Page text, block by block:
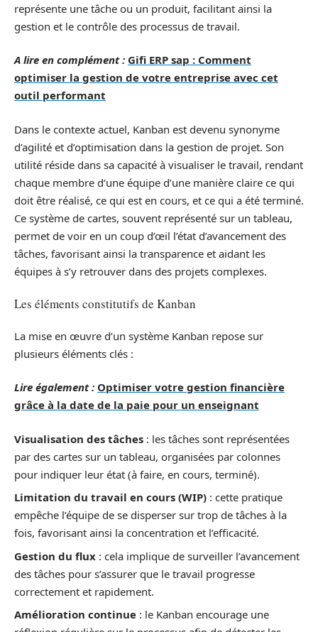
représente une tâche ou un produit, facilitant ainsi la
gestion et le contrôle des processus de travail.
A lire en complément : Gifi ERP sap : Comment
optimiser la gestion de votre entreprise avec cet
outil performant
Dans le contexte actuel, Kanban est devenu synonyme
d’agilité et d’optimisation dans la gestion de projet. Son
utilité réside dans sa capacité à visualiser le travail, rendant
chaque membre d’une équipe d’une manière claire ce qui
doit être réalisé, ce qui est en cours, et ce qui a été terminé.
Ce système de cartes, souvent représenté sur un tableau,
permet de voir en un coup d’œil l’état d’avancement des
tâches, favorisant ainsi la transparence et aidant les
équipes à s’y retrouver dans des projets complexes.
Les éléments constitutifs de Kanban
La mise en œuvre d’un système Kanban repose sur
plusieurs éléments clés :
Lire également : Optimiser votre gestion financière
grâce à la date de la paie pour un enseignant
Visualisation des tâches : les tâches sont représentées
par des cartes sur un tableau, organisées par colonnes
pour indiquer leur état (à faire, en cours, terminé).
Limitation du travail en cours (WIP) : cette pratique
empêche l’équipe de se disperser sur trop de tâches à la
fois, favorisant ainsi la concentration et l’efficacité.
Gestion du flux : cela implique de surveiller l’avancement
des tâches pour s’assurer que le travail progresse
correctement et rapidement.
Amélioration continue : le Kanban encourage une